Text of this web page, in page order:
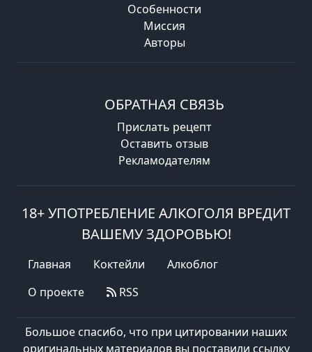
Особенности
Миссия
Авторы
ОБРАТНАЯ СВЯЗЬ
Прислать рецепт
Оставить отзыв
Рекламодателям
18+ УПОТРЕБЛЕНИЕ АЛКОГОЛЯ ВРЕДИТ
ВАШЕМУ ЗДОРОВЬЮ!
Главная Коктейли
Алкоблог
О проекте
RSS
Большое спасибо, что при цитировании наших
оригинальных материалов вы поставили ссылку